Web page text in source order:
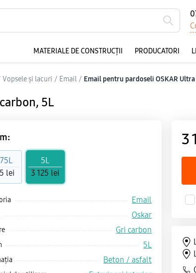
MATERIALE DE CONSTRUCȚII PRODUCATORI
Vopsele și lacuri / Email / Email pentru pardoseli OSKAR
5L
lei
5L
3 125 lei
Email
Oskar
Gri carbon
5L
Beton / asfalt
3